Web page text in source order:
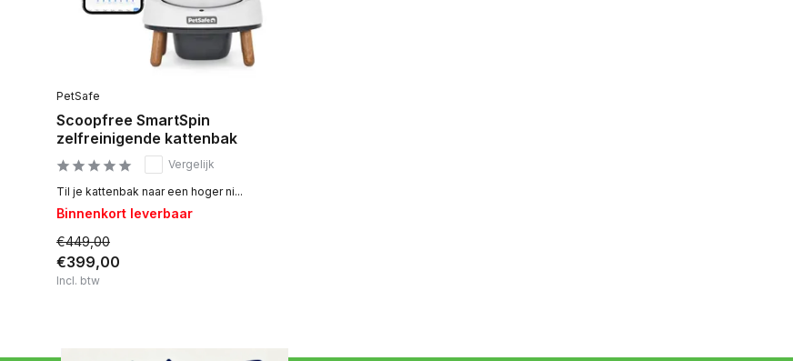
PetSafe
Scoopfree SmartSpin
zelfreinigende kattenbak
Vergelijk
Til je kattenbak naar een hoger ni...
Binnenkort leverbaar
€449,00
€399,00
Incl. btw